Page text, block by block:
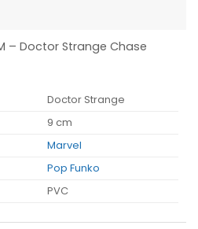
– Doctor Strange Chase
Doctor Strange
9 cm
Marvel
Pop Funko
PVC